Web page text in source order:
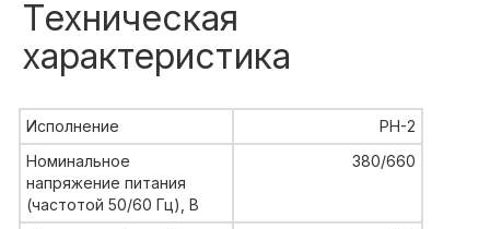
Техническая
характеристика
Исполнение
РН-2
Номинальное
напряжение питания
(частотой 50/60 Гц), В
380/660